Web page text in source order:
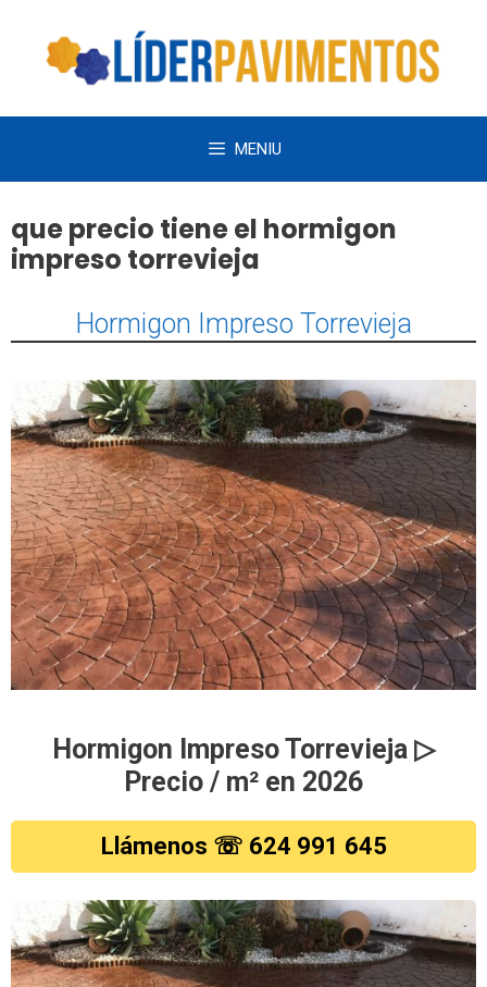
contenido
MENIU
que precio tiene el hormigon
impreso torrevieja
Hormigon Impreso Torrevieja
Hormigon Impreso Torrevieja ▷
Precio / m² en 2026
Llámenos ☏ 624 991 645